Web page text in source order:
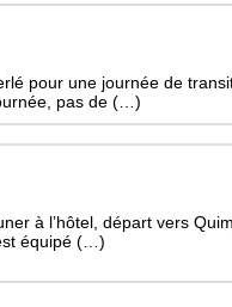
pour une journée de
pas de (…)
à l’hôtel, départ vers
équipé (…)